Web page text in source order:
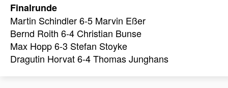
Finalrunde
Martin Schindler 6-5 Marvin Eßer
Bernd Roith 6-4 Christian Bunse
Max Hopp 6-3 Stefan Stoyke
Dragutin Horvat 6-4 Thomas Junghans